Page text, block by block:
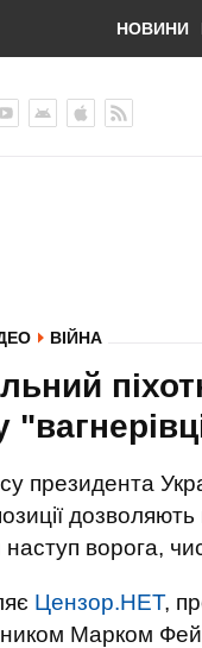
НОВИНИ
ВІЙНА
президента
ворога,
Цензор.НЕТ,
Марком